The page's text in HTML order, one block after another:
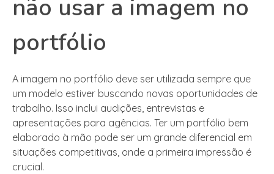
não usar a imagem no
portfólio
A imagem no portfólio deve ser utilizada sempre que
um modelo estiver buscando novas oportunidades de
trabalho. Isso inclui audições, entrevistas e
apresentações para agências. Ter um portfólio bem
elaborado à mão pode ser um grande diferencial em
situações competitivas, onde a primeira impressão é
crucial.